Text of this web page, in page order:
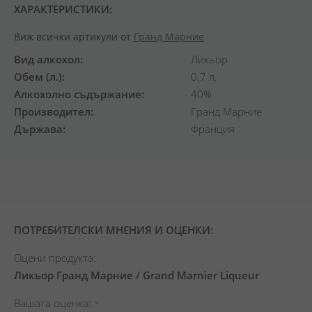
ХАРАКТЕРИСТИКИ:
Виж всички артикули от Гранд Марние
Вид алкохол
Ликьор
Обем (л.)
0.7 л.
Алкохолно съдържание
40%
Производител
Гранд Марние
Държава
Франция
ПОТРЕБИТЕЛСКИ МНЕНИЯ И ОЦЕНКИ:
Оцени продукта:
Ликьор Гранд Марние / Grand Marnier Liqueur
Вашата оценка